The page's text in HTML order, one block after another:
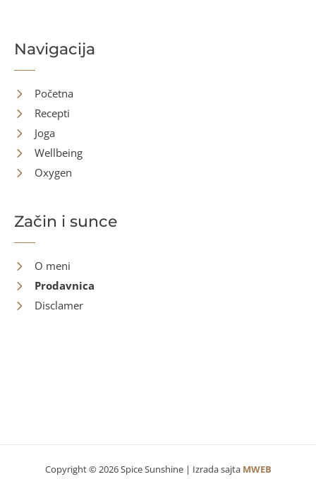
Navigacija
Početna
Recepti
Joga
Wellbeing
Oxygen
Začin i sunce
O meni
Prodavnica
Disclamer
Copyright © 2026 Spice Sunshine | Izrada sajta MWEB